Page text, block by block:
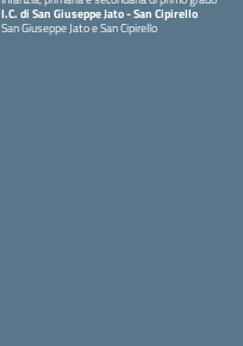
I.C. di San Giuseppe Jato - San Cipirello
San Giuseppe Jato e San Cipirello